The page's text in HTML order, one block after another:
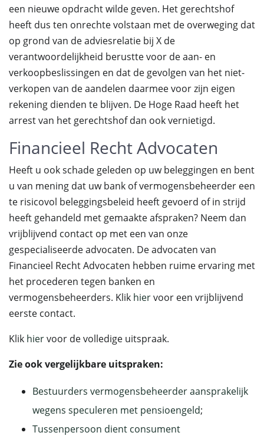
een nieuwe opdracht wilde geven. Het gerechtshof
heeft dus ten onrechte volstaan met de overweging dat
op grond van de adviesrelatie bij X de
verantwoordelijkheid berustte voor de aan- en
verkoopbeslissingen en dat de gevolgen van het niet-
verkopen van de aandelen daarmee voor zijn eigen
rekening dienden te blijven. De Hoge Raad heeft het
arrest van het gerechtshof dan ook vernietigd.
Financieel Recht Advocaten
Heeft u ook schade geleden op uw beleggingen en bent
u van mening dat uw bank of vermogensbeheerder een
te risicovol beleggingsbeleid heeft gevoerd of in strijd
heeft gehandeld met gemaakte afspraken? Neem dan
vrijblijvend contact op met een van onze
gespecialiseerde advocaten. De advocaten van
Financieel Recht Advocaten hebben ruime ervaring met
het procederen tegen banken en
vermogensbeheerders. Klik hiervoor een vrijblijvend
eerste contact.
Klik hiervoor de volledige uitspraak.
Zie ook vergelijkbare uitspraken:
Bestuurders vermogensbeheerder aansprakelijk
wegens speculeren met pensioengeld;
Tussenpersoon dient consument